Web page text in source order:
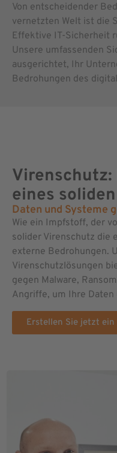
Von entscheidender
vernetzten Welt ist die
Effektive IT-Sicherheit
Unsere umfassenden
ausgerichtet, Ihr
Bedrohungen des
Virenschutz:
eines
Daten und Systeme
Wie ein Impfstoff, der
solider Virenschutz die
externe Bedrohungen.
Virenschutzlösungen
gegen Malware,
Angriffe, um Ihre
Erstellen Sie jetzt ein